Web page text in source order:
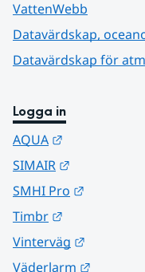
VattenWebb
Datavärdskap,
Datavärdskap för
Logga in
AQUA
SIMAIR
SMHI Pro
Timbr
Vinterväg
Väderlarm